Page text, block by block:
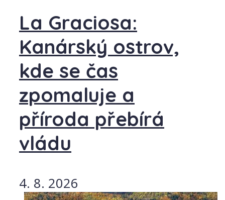
La Graciosa:
Kanárský ostrov,
kde se čas
zpomaluje a
příroda přebírá
vládu
4. 8. 2026